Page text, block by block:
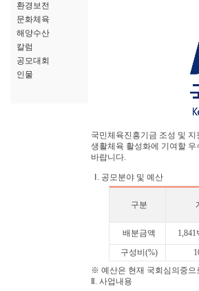
환경보전
문화체육
해양수산
칼럼
공모대회
인물
국민체육진흥기금 조성 및
생활체육 활성화에 기여할
바랍니다.
Ⅰ. 공모분야 및 예산
구분
배분금액 1,841
구성비(%)
※ 예산은 현재 국회심의중으
Ⅱ. 사업내용